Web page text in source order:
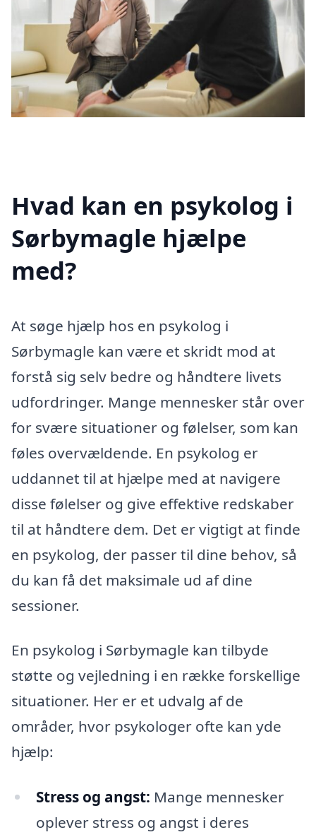
Hvad kan en psykolog i
Sørbymagle hjælpe
med?
At søge hjælp hos en psykolog i
Sørbymagle kan være et skridt mod at
forstå sig selv bedre og håndtere livets
udfordringer. Mange mennesker står over
for svære situationer og følelser, som kan
føles overvældende. En psykolog er
uddannet til at hjælpe med at navigere
disse følelser og give effektive redskaber
til at håndtere dem. Det er vigtigt at finde
en psykolog, der passer til dine behov, så
du kan få det maksimale ud af dine
sessioner.
En psykolog i Sørbymagle kan tilbyde
støtte og vejledning i en række forskellige
situationer. Her er et udvalg af de
områder, hvor psykologer ofte kan yde
hjælp:
Stress og angst: Mange mennesker
oplever stress og angst i deres